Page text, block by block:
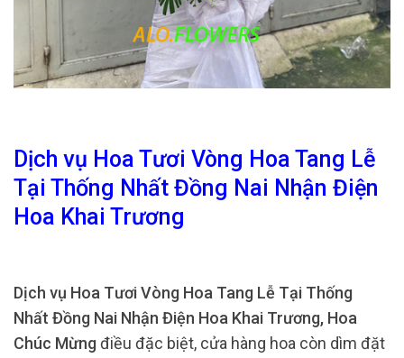
Dịch vụ Hoa Tươi Vòng Hoa Tang Lễ
Tại Thống Nhất Đồng Nai Nhận Điện
Hoa Khai Trương
Dịch vụ Hoa Tươi Vòng Hoa Tang Lễ Tại Thống
Nhất Đồng Nai Nhận Điện Hoa Khai Trương, Hoa
Chúc Mừngđiều đặc biệt, cửa hàng hoa còn dìm đặt